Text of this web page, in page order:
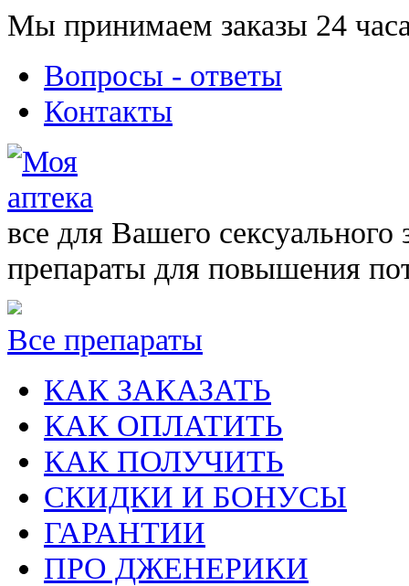
Мы принимаем заказы 24
Вопросы - ответы
Контакты
все для Вашего сексуального
препараты для повышения
Все препараты
КАК ЗАКАЗАТЬ
КАК ОПЛАТИТЬ
КАК ПОЛУЧИТЬ
СКИДКИ И БОНУСЫ
ГАРАНТИИ
ПРО ДЖЕНЕРИКИ